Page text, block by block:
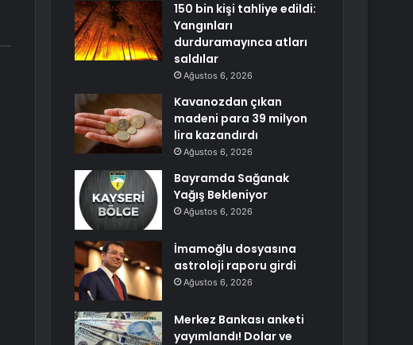
150 bin kişi tahliye edildi:
Yangınları
durduramayınca atları
saldılar
Ağustos 6, 2026
Kavanozdan çıkan
madeni para 39 milyon
lira kazandırdı
Ağustos 6, 2026
Bayramda Sağanak
Yağış Bekleniyor
Ağustos 6, 2026
İmamoğlu dosyasına
astroloji raporu girdi
Ağustos 6, 2026
Merkez Bankası anketi
yayımlandı! Dolar ve